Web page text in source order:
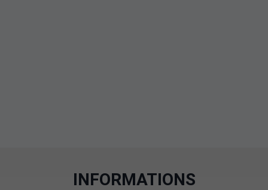
INFORMATIONS